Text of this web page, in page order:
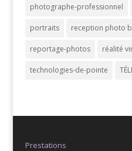
photographe-professionnel
portraits reception photo
reportage-photos réalité
technologies-de-pointe
Prestations